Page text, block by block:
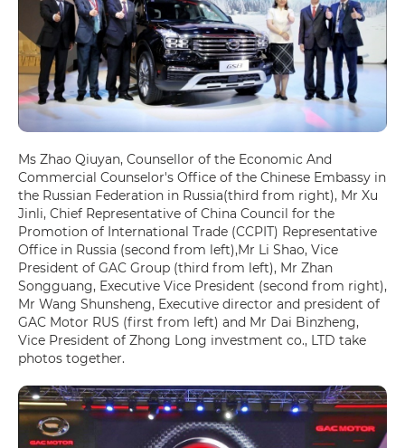
Ms Zhao Qiuyan, Counsellor of the Economic And
Commercial Counselor's Office of the Chinese Embassy in
the Russian Federation in Russia(third from right), Mr Xu
Jinli, Chief Representative of China Council for the
Promotion of International Trade (CCPIT) Representative
Office in Russia (second from left),Mr Li Shao, Vice
President of GAC Group (third from left), Mr Zhan
Songguang, Executive Vice President (second from right),
Mr Wang Shunsheng, Executive director and president of
GAC Motor RUS (first from left) and Mr Dai Binzheng,
Vice President of Zhong Long investment co., LTD take
photos together.